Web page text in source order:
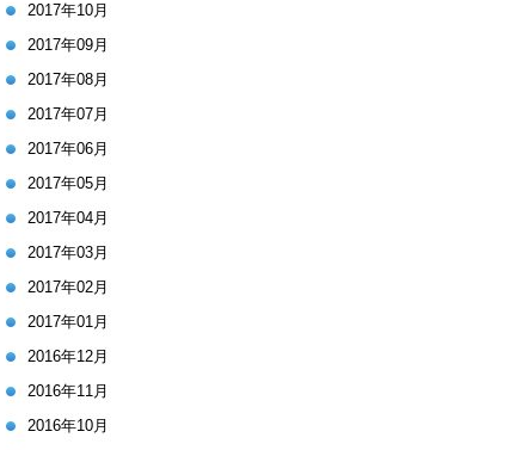
2017年10月
2017年09月
2017年08月
2017年07月
2017年06月
2017年05月
2017年04月
2017年03月
2017年02月
2017年01月
2016年12月
2016年11月
2016年10月